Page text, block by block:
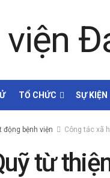
TỔ CHỨC SỰ KIỆN
động bệnh viện Công tác xã
từ